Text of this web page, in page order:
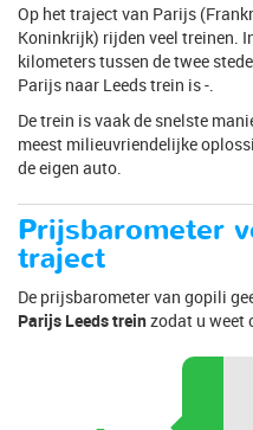
Op het traject van Parijs
Koninkrijk) rijden veel treinen.
kilometers tussen de twee
Parijs naar Leeds trein is -.
De trein is vaak de snelste
meest milieuvriendelijke
de eigen auto.
Prijsbarometer
traject
De prijsbarometer van gopili
Parijs Leeds treinzodat u weet